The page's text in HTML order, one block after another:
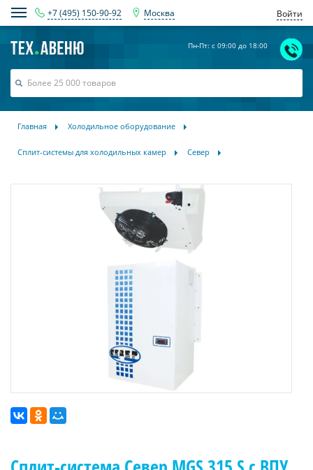
+7 (495) 150-90-92 Москва Войти
Пн-Пт: с 09:00 до 18:00
Главная Холодильное оборудование
Сплит-системы для холодильных камер Север